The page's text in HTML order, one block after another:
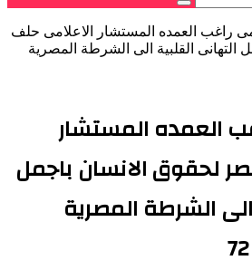
بحث
راغب العمده المستشار الاعلامى حلف
القلبية الى الشرطة المصرية
العمده المستشار
لحقوق الانسان باجمل
الشرطة المصرية